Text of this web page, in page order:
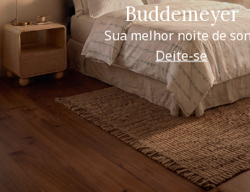
Buddemeyer
Sua melhor noite de
Deite-se